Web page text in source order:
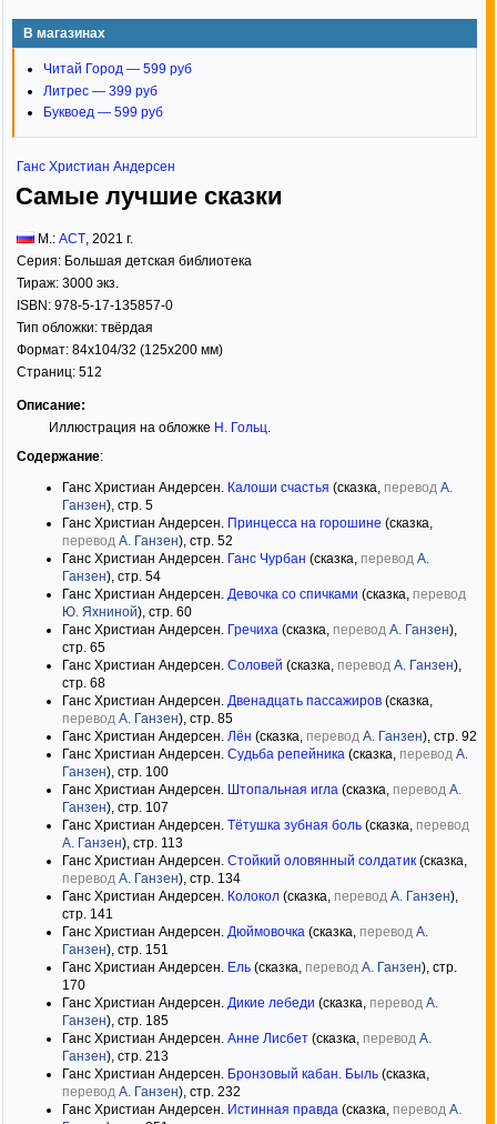
В магазинах
Читай Город — 599 руб
Литрес — 399 руб
Буквоед — 599 руб
Ганс Христиан Андерсен
Самые лучшие сказки
М.: АСТ 2021 г.
Серия: Большая детская библиотека
Тираж: 3000 экз.
ISBN: 978-5-17-135857-0
Тип обложки: твёрдая
Формат: 84x104/32 (125x200 мм)
Страниц: 512
Описание:
Иллюстрация на обложке Н. Гольц
Содержание:
Ганс Христиан Андерсен. Калоши счастья (сказка, перевод А.
Ганзен), стр. 5
Ганс Христиан Андерсен. Принцесса на горошине (сказка,
перевод А. Ганзен), стр. 52
Ганс Христиан Андерсен. Ганс Чурбан (сказка, перевод А.
Ганзен), стр. 54
Ганс Христиан Андерсен. Девочка со спичками (сказка, перевод
Ю. Яхниной), стр. 60
Ганс Христиан Андерсен. Гречиха (сказка, перевод А. Ганзен),
стр. 65
Ганс Христиан Андерсен. Соловей (сказка, перевод А. Ганзен),
стр. 68
Ганс Христиан Андерсен. Двенадцать пассажиров (сказка,
перевод А. Ганзен), стр. 85
Ганс Христиан Андерсен. Лён (сказка, перевод А. Ганзен), стр. 92
Ганс Христиан Андерсен. Судьба репейника (сказка, перевод А.
Ганзен), стр. 100
Ганс Христиан Андерсен. Штопальная игла (сказка, перевод А.
Ганзен), стр. 107
Ганс Христиан Андерсен. Тётушка зубная боль (сказка, перевод
А. Ганзен), стр. 113
Ганс Христиан Андерсен. Стойкий оловянный солдатик (сказка,
перевод А. Ганзен), стр. 134
Ганс Христиан Андерсен. Колокол (сказка, перевод А. Ганзен),
стр. 141
Ганс Христиан Андерсен. Дюймовочка (сказка, перевод А.
Ганзен), стр. 151
Ганс Христиан Андерсен. Ель (сказка, перевод А. Ганзен), стр.
170
Ганс Христиан Андерсен. Дикие лебеди (сказка, перевод А.
Ганзен), стр. 185
Ганс Христиан Андерсен. Анне Лисбет (сказка, перевод А.
Ганзен), стр. 213
Ганс Христиан Андерсен. Бронзовый кабан. Быль (сказка,
перевод А. Ганзен), стр. 232
Ганс Христиан Андерсен. Истинная правда (сказка, перевод А.